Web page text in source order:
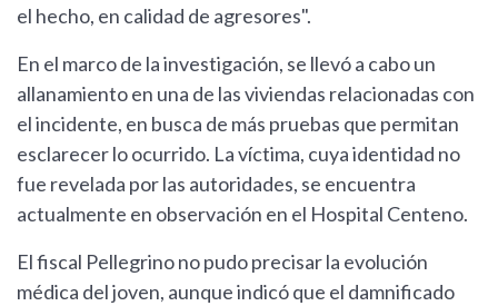
el hecho, en calidad de agresores".
En el marco de la investigación, se llevó a cabo un
allanamiento en una de las viviendas relacionadas con
el incidente, en busca de más pruebas que permitan
esclarecer lo ocurrido. La víctima, cuya identidad no
fue revelada por las autoridades, se encuentra
actualmente en observación en el Hospital Centeno.
El fiscal Pellegrino no pudo precisar la evolución
médica del joven, aunque indicó que el damnificado